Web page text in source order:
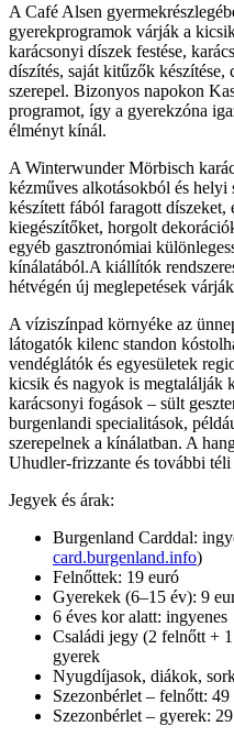
A Café Alsen
gyerekprogramok várják a
karácsonyi díszek festése,
díszítés, saját kitűzők készítése,
szerepel. Bizonyos napokon
programot, így a gyerekzóna
élményt kínál.
A Winterwunder Mörbisch
kézműves alkotásokból és
készített fából faragott
kiegészítőket, horgolt
egyéb gasztronómiai
kínálatából.A kiállítók
hétvégén új meglepetések
A víziszínpad környéke az
látogatók kilenc standon
vendéglátók és egyesületek
kicsik és nagyok is megtalálják
karácsonyi fogások – sült
burgenlandi specialitások,
szerepelnek a kínálatban. A
Uhudler-frizzante és további téli
Jegyek és árak:
Burgenland Carddal:
card.burgenland.info)
Felnőttek: 19 euró
Gyerekek (6–15 év): 9
6 éves kor alatt: ingyenes
Családi jegy (2 felnőtt +
gyerek
Nyugdíjasok, diákok,
Szezonbérlet – felnőtt: 49
Szezonbérlet – gyerek: